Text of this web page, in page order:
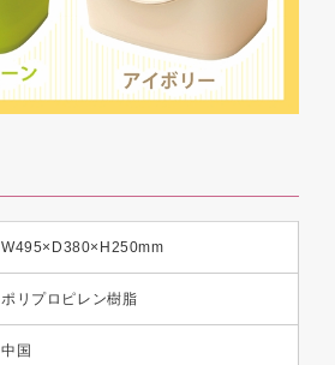
W495×D380×H250mm
ポリプロピレン樹脂
中国